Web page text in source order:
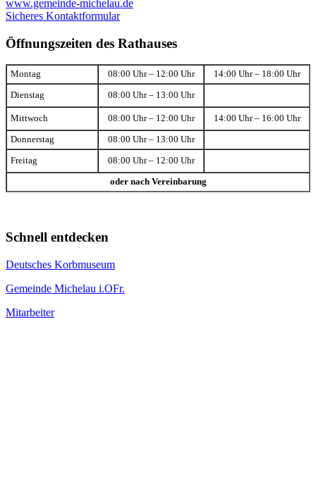
www.gemeinde-michelau.de
Sicheres Kontaktformular
Öffnungszeiten des Rathauses
Montag 08:00 Uhr – 12:00 Uhr 14:00 Uhr – 18:00 Uhr
Dienstag 08:00 Uhr – 13:00 Uhr
Mittwoch 08:00 Uhr – 12:00 Uhr 14:00 Uhr – 16:00 Uhr
Donnerstag 08:00 Uhr – 13:00 Uhr
Freitag 08:00 Uhr – 12:00 Uhr
oder nach Vereinbarung
Schnell entdecken
Deutsches Korbmuseum
Gemeinde Michelau i.OFr.
Mitarbeiter